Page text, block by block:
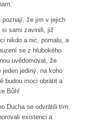
poznají, že jim v jejich
si sami zavinili, již
nikdo a nic, pomalu, a
se z hlubokého
uvědomovat, že
jeden jediný, na koho
budou moci obrátit a
Bůh!
Ducha se odvrátili tím,
existenci a